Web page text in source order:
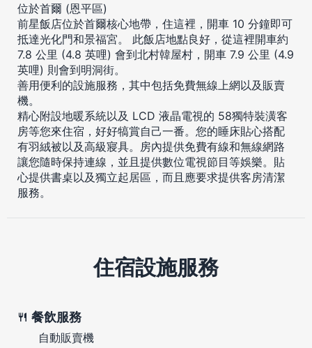
位於首爾 (恩平區)
前星飯店位於首爾核心地帶，住這裡，開車 10 分鐘即可
抵達光化門和景福宮。 此飯店地點良好，從這裡開車約
7.8 公里 (4.8 英哩) 會到北村韓屋村，開車 7.9 公里 (4.9
英哩) 則會到明洞街。
善用便利的設施服務，其中包括免費無線上網以及販賣
機。
精心附設地暖系統以及 LCD 液晶電視的 58獨特裝潢客
房等您來住宿，好好犒賞自己一番。您的睡床貼心搭配
有羽絨被以及高級寢具。房內提供免費有線和無線網路
讓您隨時保持連線，並且提供數位電視節目等娛樂。貼
心提供書桌以及獨立起居區，而且應要求提供客房清潔
服務。
住宿設施服務
餐飲服務
自動販賣機